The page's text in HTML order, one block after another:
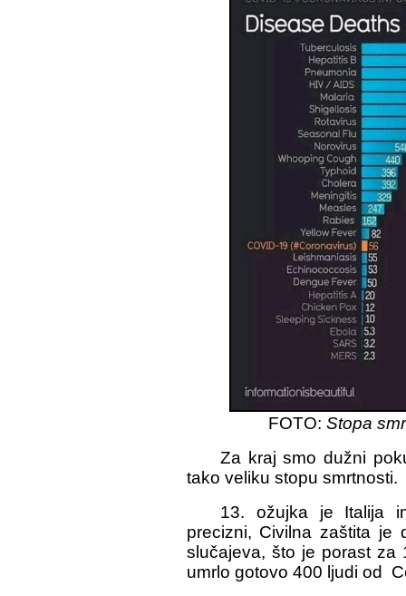
FOTO: Stopa
Za kraj smo dužni
tako veliku stopu smrtnosti.
13. ožujka je Italija
precizni, Civilna zaštita je
slučajeva, što je porast
umrlo gotovo 400 ljudi od